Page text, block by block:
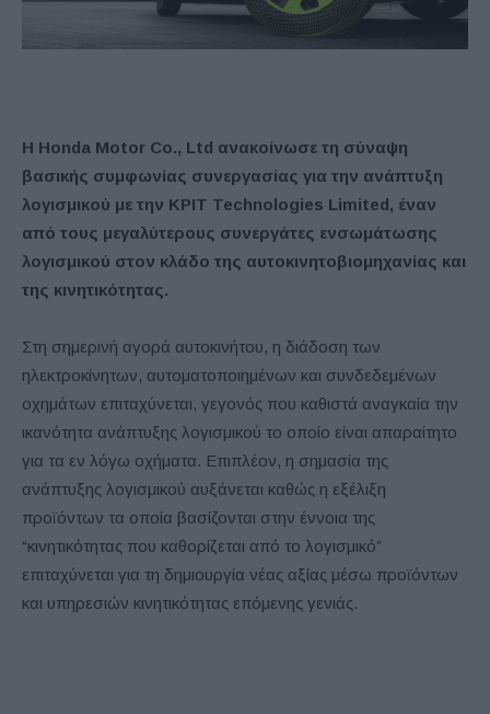
Η Honda Motor Co., Ltd ανακοίνωσε τη σύναψη
βασικής συμφωνίας συνεργασίας για την ανάπτυξη
λογισμικού με την KPIT Technologies Limited, έναν
από τους μεγαλύτερους συνεργάτες ενσωμάτωσης
λογισμικού στον κλάδο της αυτοκινητοβιομηχανίας και
της κινητικότητας.
Στη σημερινή αγορά αυτοκινήτου, η διάδοση των
ηλεκτροκίνητων, αυτοματοποιημένων και συνδεδεμένων
οχημάτων επιταχύνεται, γεγονός που καθιστά αναγκαία την
ικανότητα ανάπτυξης λογισμικού το οποίο είναι απαραίτητο
για τα εν λόγω οχήματα. Επιπλέον, η σημασία της
ανάπτυξης λογισμικού αυξάνεται καθώς η εξέλιξη
προϊόντων τα οποία βασίζονται στην έννοια της
“κινητικότητας που καθορίζεται από το λογισμικό”
επιταχύνεται για τη δημιουργία νέας αξίας μέσω προϊόντων
και υπηρεσιών κινητικότητας επόμενης γενιάς.